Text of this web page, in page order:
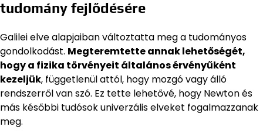
tudomány fejlődésére
Galilei elve alapjaiban változtatta meg a tudományos
gondolkodást. Megteremtette annak lehetőségét,
hogy a fizika törvényeit általános érvényűként
kezeljük, függetlenül attól, hogy mozgó vagy álló
rendszerről van szó. Ez tette lehetővé, hogy Newton és
más későbbi tudósok univerzális elveket fogalmazzanak
meg.